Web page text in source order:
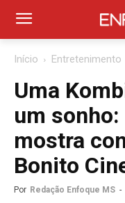
Início Entretenimento
Uma
um
mostra
Bonito
Por Redação Enfoque MS -